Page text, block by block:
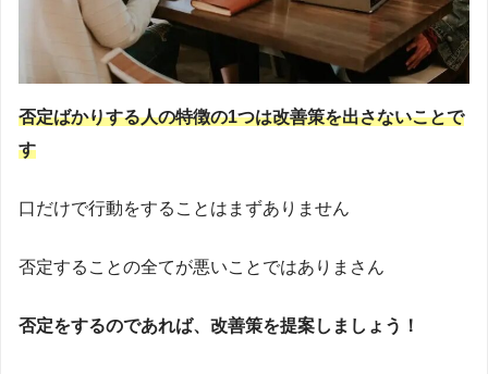
否定ばかりする人の特徴の1つは改善策を出さないことで
す
口だけで行動をすることはまずありません
否定することの全てが悪いことではありまさん
否定をするのであれば、改善策を提案しましょう！